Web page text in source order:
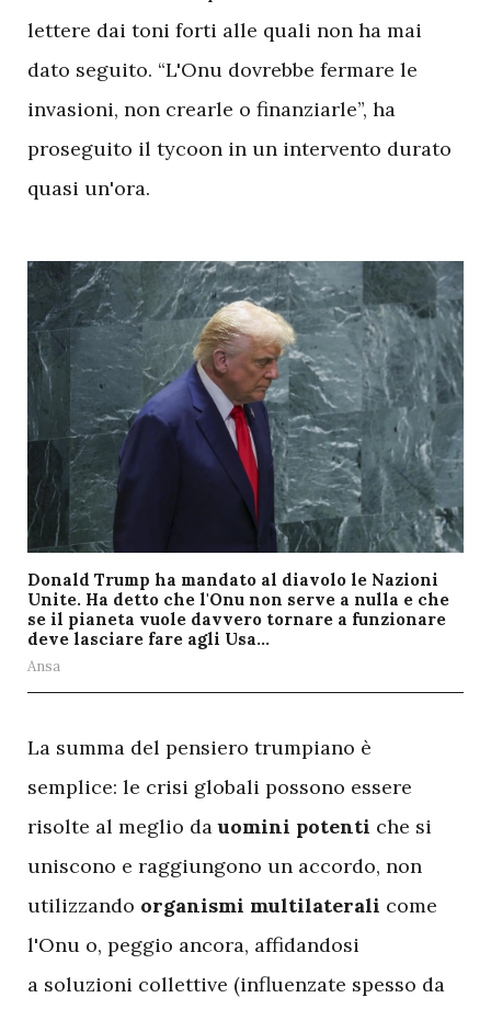
lettere dai toni forti alle quali non ha mai
dato seguito. “L'Onu dovrebbe fermare le
invasioni, non crearle o finanziarle”, ha
proseguito il tycoon in un intervento durato
quasi un'ora.
Donald Trump ha mandato al diavolo le Nazioni
Unite. Ha detto che l'Onu non serve a nulla e che
se il pianeta vuole davvero tornare a funzionare
deve lasciare fare agli Usa...
Ansa
La summa del pensiero trumpiano è
semplice: le crisi globali possono essere
risolte al meglio dauomini potenti che si
uniscono e raggiungono un accordo, non
utilizzando organismi multilaterali come
l'Onu o, peggio ancora, affidandosi
a soluzioni collettive (influenzate spesso da